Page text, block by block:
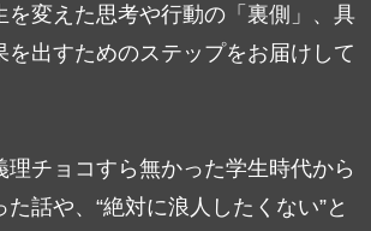
を変えた思考や行動の「裏側」、具
を出すためのステップをお届けして
理チョコすら無かった学生時代から
話や、“絶対に浪人したくない”と